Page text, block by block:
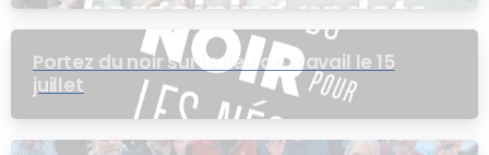
Portez du noir sur le lieu de travail le 15
juillet